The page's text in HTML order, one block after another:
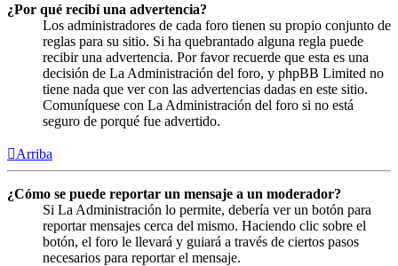
¿Por qué recibí una advertencia?
Los administradores de cada foro tienen su propio conjunto de
reglas para su sitio. Si ha quebrantado alguna regla puede
recibir una advertencia. Por favor recuerde que esta es una
decisión de La Administración del foro, y phpBB Limited no
tiene nada que ver con las advertencias dadas en este sitio.
Comuníquese con La Administración del foro si no está
seguro de porqué fue advertido.
Arriba
¿Cómo se puede reportar un mensaje a un moderador?
Si La Administración lo permite, debería ver un botón para
reportar mensajes cerca del mismo. Haciendo clic sobre el
botón, el foro le llevará y guiará a través de ciertos pasos
necesarios para reportar el mensaje.